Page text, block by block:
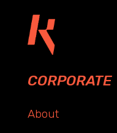
CORPORATE
About